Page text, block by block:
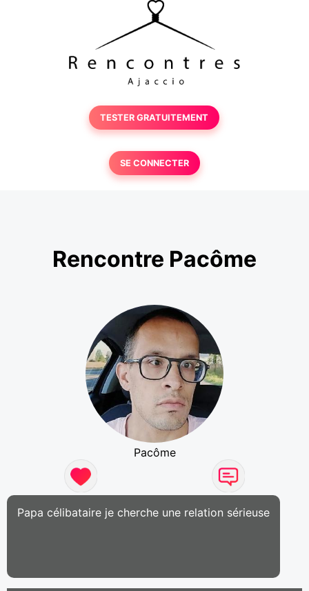
TESTER GRATUITEMENT
SE CONNECTER
Rencontre Pacôme
Pacôme
Papa célibataire je cherche une relation sérieuse